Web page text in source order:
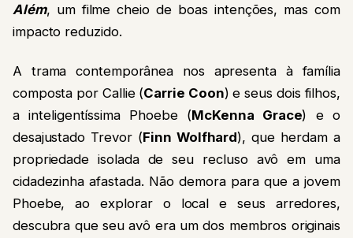
Além, um filme cheio de boas intenções, mas com
impacto reduzido.
A trama contemporânea nos apresenta à família
composta por Callie (Carrie Coon) e seus dois filhos,
a inteligentíssima Phoebe (McKenna Grace) e o
desajustado Trevor (Finn Wolfhard), que herdam a
propriedade isolada de seu recluso avô em uma
cidadezinha afastada. Não demora para que a jovem
Phoebe, ao explorar o local e seus arredores,
descubra que seu avô era um dos membros originais